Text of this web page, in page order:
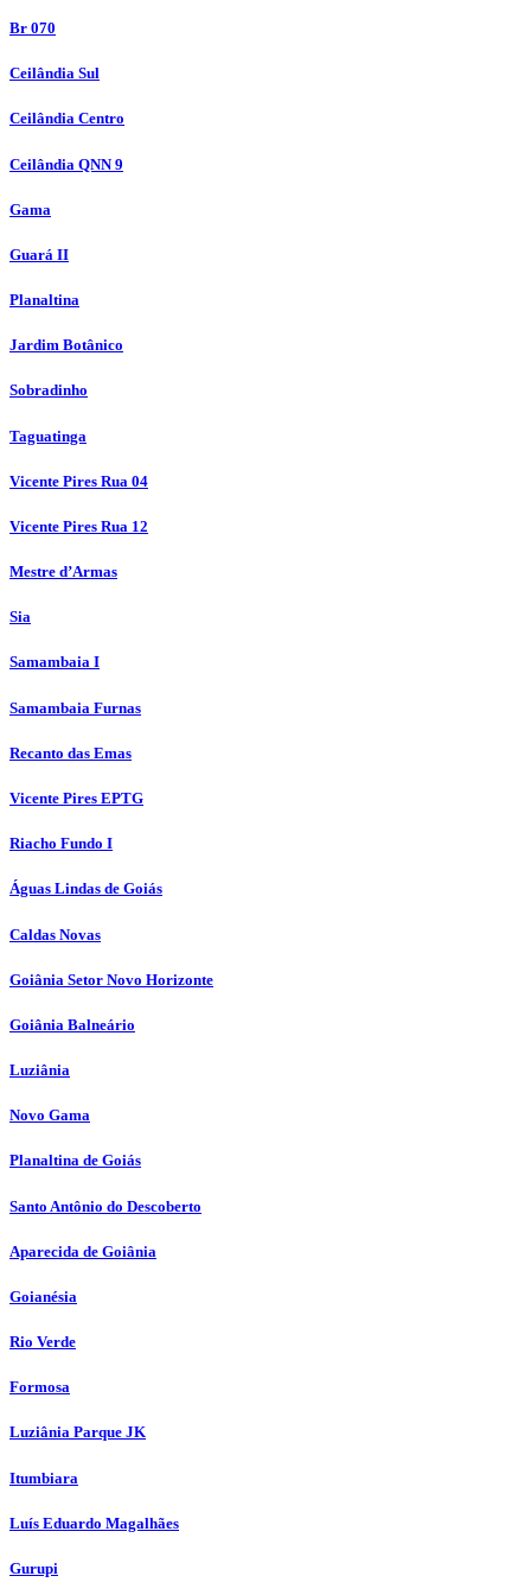
Br 070
Ceilândia Sul
Ceilândia Centro
Ceilândia QNN 9
Gama
Guará II
Planaltina
Jardim Botânico
Sobradinho
Taguatinga
Vicente Pires Rua 04
Vicente Pires Rua 12
Mestre d’Armas
Sia
Samambaia I
Samambaia Furnas
Recanto das Emas
Vicente Pires EPTG
Riacho Fundo I
Águas Lindas de Goiás
Caldas Novas
Goiânia Setor Novo Horizonte
Goiânia Balneário
Luziânia
Novo Gama
Planaltina de Goiás
Santo Antônio do Descoberto
Aparecida de Goiânia
Goianésia
Rio Verde
Formosa
Luziânia Parque JK
Itumbiara
Luís Eduardo Magalhães
Gurupi